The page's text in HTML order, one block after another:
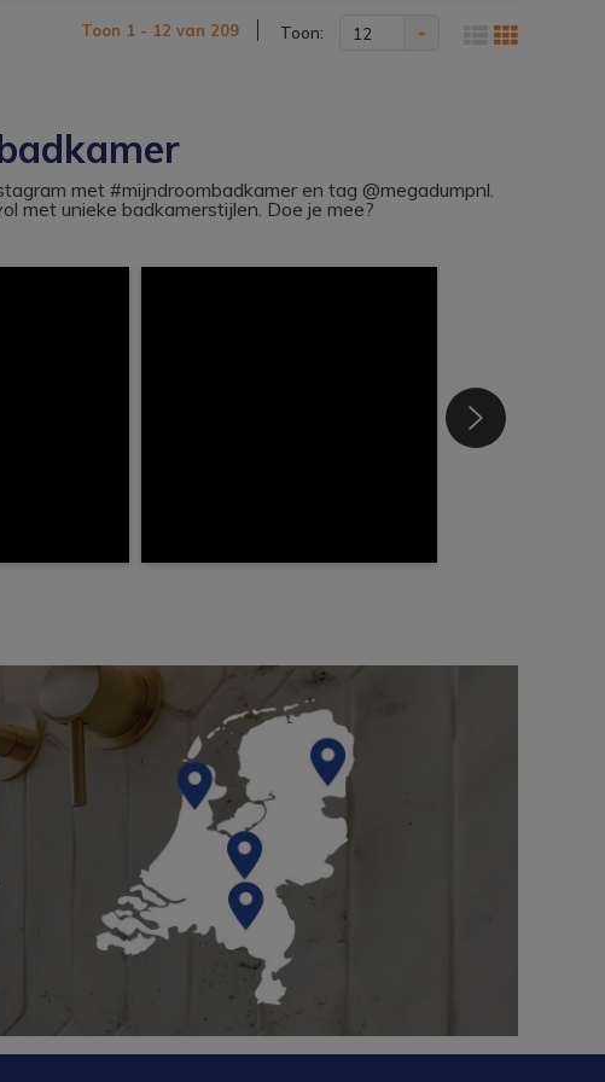
Toon 1 - 12 van 209 Toon: 12
met #mijndroombadkamer en tag @megadumpnl.
met unieke badkamerstijlen. Doe je mee?